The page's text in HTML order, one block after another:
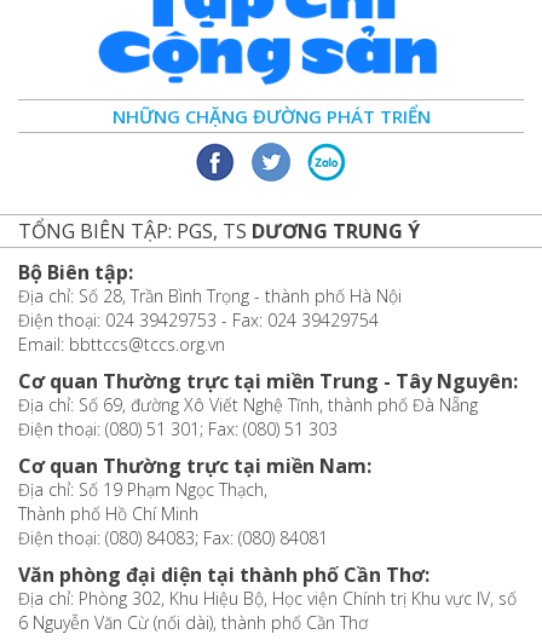
NHỮNG CHẶNG ĐƯỜNG PHÁT TRIỂN
TỔNG BIÊN TẬP: PGS, TS DƯƠNG TRUNG Ý
Bộ Biên tập:
Địa chỉ: Số 28, Trần Bình Trọng - thành phố Hà Nội
Điện thoại: 024 39429753 - Fax: 024 39429754
Email: bbttccs@tccs.org.vn
Cơ quan Thường trực tại miền Trung - Tây Nguyên:
Địa chỉ: Số 69, đường Xô Viết Nghệ Tĩnh, thành phố Đà Nẵng
Điện thoại: (080) 51 301; Fax: (080) 51 303
Cơ quan Thường trực tại miền Nam:
Địa chỉ: Số 19 Phạm Ngọc Thạch,
Thành phố Hồ Chí Minh
Điện thoại: (080) 84083; Fax: (080) 84081
Văn phòng đại diện tại thành phố Cần Thơ:
Địa chỉ: Phòng 302, Khu Hiệu Bộ, Học viện Chính trị Khu vực IV, số
6 Nguyễn Văn Cừ (nối dài), thành phố Cần Thơ